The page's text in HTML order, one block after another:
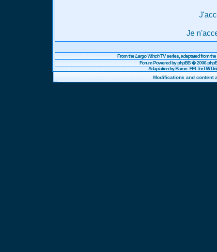
Je
From theLargo WinchTV series, adaptated from
Forum Powered byphpBB� 2006
Adaptation by Baron_FEL for LW
Modifications and content